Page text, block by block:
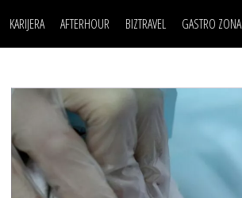
KARIJERA
LJUDI (HR)
MOJ UGAO
USAVRŠAVANJE
KNOW-HOW
AFTERHOUR
KNJIGE
AUTO SVET
STIL
WELLBEING
BIZTRAVEL GASTRO ZONA
POSAO
MOJ UGAO
USAVRŠAVANJE
KNOW-HOW
FILM I SCENA
AUTO SVET
STIL
WELLBEING